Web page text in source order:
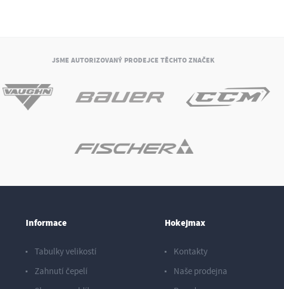
JSME AUTORIZOVANÝ PRODEJCE TĚCHTO ZNAČEK
Informace
Tabulky velikostí
Zahnutí čepelí
Hokejmax
Kontakty
Naše prodejna